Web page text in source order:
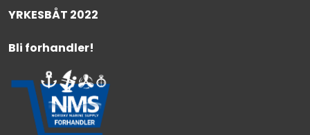
YRKESBÅT 2022
Bli forhandler!